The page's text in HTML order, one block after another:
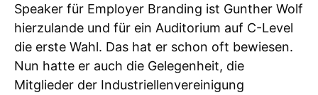
Speaker für Employer Branding ist Gunther Wolf
hierzulande und für ein Auditorium auf C-Level
die erste Wahl. Das hat er schon oft bewiesen.
Nun hatte er auch die Gelegenheit, die
Mitglieder der Industriellenvereinigung